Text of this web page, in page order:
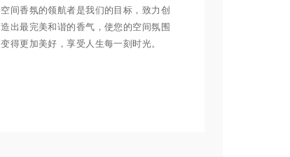
空间香氛的领航者是我们的目标，致力创
造出最完美和谐的香气，使您的空间氛围
变得更加美好，享受人生每一刻时光。